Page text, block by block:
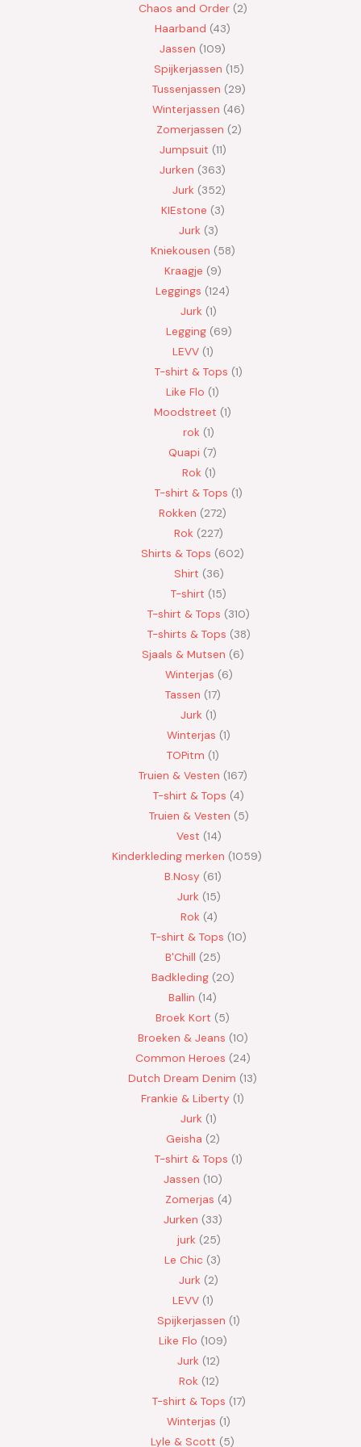
Chaos and Order 2
Haarband 43
Jassen 109
Spijkerjassen 15
Tussenjassen 29
Winterjassen 46
Zomerjassen 2
Jumpsuit 11
Jurken 363
Jurk 352
KIEstone 3
Jurk 3
Kniekousen 58
Kraagje 9
Leggings 124
Jurk 1
Legging 69
LEVV 1
T-shirt & Tops 1
Like Flo 1
Moodstreet 1
rok 1
Quapi 7
Rok 1
T-shirt & Tops 1
Rokken 272
Rok 227
Shirts & Tops 602
Shirt 36
T-shirt 15
T-shirt & Tops 310
T-shirts & Tops 38
Sjaals & Mutsen 6
Winterjas 6
Tassen 17
Jurk 1
Winterjas 1
TOPitm 1
Truien & Vesten 167
T-shirt & Tops 4
Truien & Vesten 5
Vest 14
Kinderkleding merken 1059
B.Nosy 61
Jurk 15
Rok 4
T-shirt & Tops 10
B'Chill 25
Badkleding 20
Ballin 14
Broek Kort 5
Broeken & Jeans 10
Common Heroes 24
Dutch Dream Denim 13
Frankie & Liberty 1
Jurk 1
Geisha 2
T-shirt & Tops 1
Jassen 10
Zomerjas 4
Jurken 33
jurk 25
Le Chic 3
Jurk 2
LEVV 1
Spijkerjassen 1
Like Flo 109
Jurk 12
Rok 12
T-shirt & Tops 17
Winterjas 1
Lyle & Scott 5